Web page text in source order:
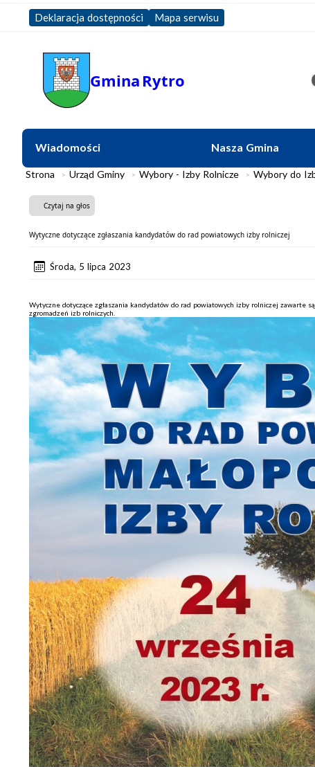
Deklaracja dostępności Mapa serwisu
Gmina Rytro
Wiadomości Nasza Gmina
Strona Urząd Gminy Wybory - Izby Rolnicze Wybory do
Czytaj na głos
Wytyczne dotyczące zgłaszania kandydatów do rad powiatowych izby rolniczej
Środa, 5 lipca 2023
Wytyczne dotyczące zgłaszania kandydatów do rad powiatowych izby rolniczej zawarte
zgromadzeń izb rolniczych.